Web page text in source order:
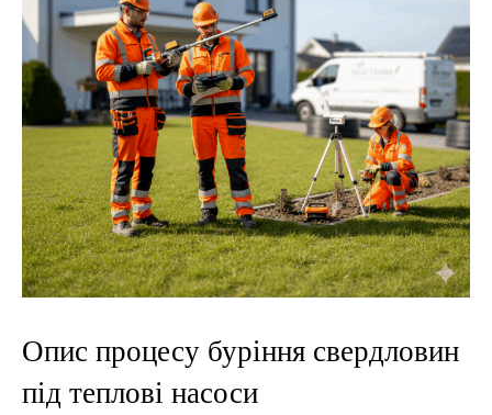
Опис процесу буріння свердловин
під теплові насоси